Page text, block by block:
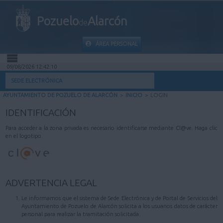
PozuelodeAlarcón
ÁREA PERSONAL
INICIO
MI CARPETA
INFORMACIÓN MUNICIPAL
AYUDA
09/08/2026 12:42:10
SEDE ELECTRÓNICA
AYUNTAMIENTO DE POZUELO DE ALARCÓN > INICIO > LOGIN
IDENTIFICACIÓN
Para acceder a la zona privada es necesario identificarse mediante Cl@ve. Haga clic
en el logotipo.
ADVERTENCIA LEGAL
Le informamos que el sistema de Sede Electrónica y de Portal de Servicios del
Ayuntamiento de Pozuelo de Alarcón solicita a los usuarios datos de carácter
personal para realizar la tramitación solicitada.